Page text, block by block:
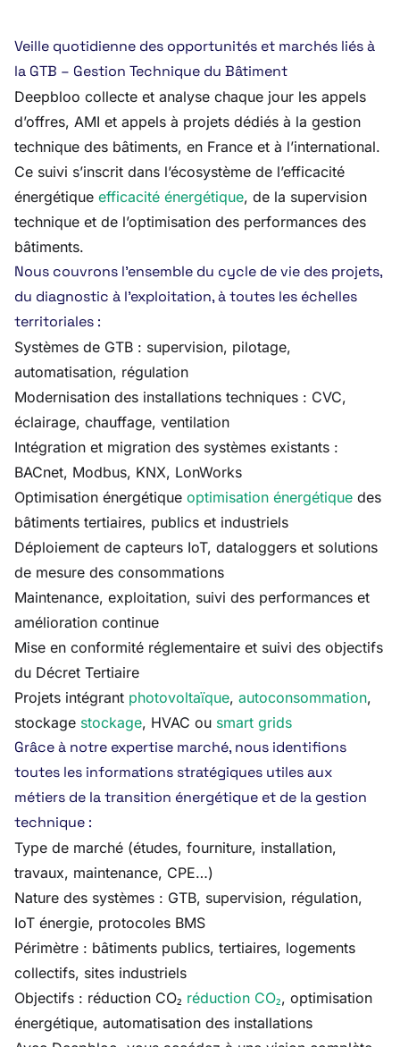
Veille quotidienne des opportunités et marchés liés à
la GTB – Gestion Technique du Bâtiment
Deepbloo collecte et analyse chaque jour les appels
d’offres, AMI et appels à projets dédiés à la gestion
technique des bâtiments, en France et à l’international.
Ce suivi s’inscrit dans l’écosystème de l’efficacité
énergétique efficacité énergétique, de la supervision
technique et de l’optimisation des performances des
bâtiments.
Nous couvrons l’ensemble du cycle de vie des projets,
du diagnostic à l’exploitation, à toutes les échelles
territoriales :
Systèmes de GTB : supervision, pilotage,
automatisation, régulation
Modernisation des installations techniques : CVC,
éclairage, chauffage, ventilation
Intégration et migration des systèmes existants :
BACnet, Modbus, KNX, LonWorks
Optimisation énergétique optimisation énergétique des
bâtiments tertiaires, publics et industriels
Déploiement de capteurs IoT, dataloggers et solutions
de mesure des consommations
Maintenance, exploitation, suivi des performances et
amélioration continue
Mise en conformité réglementaire et suivi des objectifs
du Décret Tertiaire
Projets intégrant photovoltaïque, autoconsommation,
stockage stockage, HVAC ou smart grids
Grâce à notre expertise marché, nous identifions
toutes les informations stratégiques utiles aux
métiers de la transition énergétique et de la gestion
technique :
Type de marché (études, fourniture, installation,
travaux, maintenance, CPE…)
Nature des systèmes : GTB, supervision, régulation,
IoT énergie, protocoles BMS
Périmètre : bâtiments publics, tertiaires, logements
collectifs, sites industriels
Objectifs : réduction CO₂ réduction CO₂, optimisation
énergétique, automatisation des installations